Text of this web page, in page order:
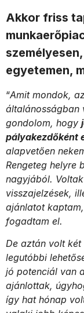
Akkor friss
egyetemen,
“Amit mondok,
általánosságban
gondolom, hogy
pályakezdőként
alapvetően
Rengeteg helyre
nagyjából.
visszajelzések,
ajánlatot
fogadtam el.
De aztán volt
legutóbbi
jó potenciál van
ajánlottak,
így hat hónap